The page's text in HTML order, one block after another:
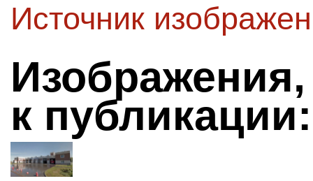
Источник
к публикации: